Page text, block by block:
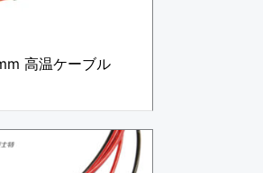
高温ケーブル